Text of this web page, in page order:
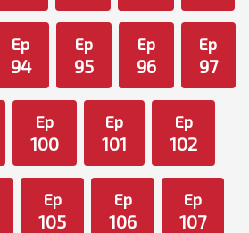
Ep
94
Ep
95
Ep
96
Ep
97
Ep
100
Ep
101
Ep
102
Ep
105
Ep
106
Ep
107